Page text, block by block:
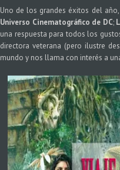
Uno de los grandes éxitos del
Universo Cinematográfico de DC;
una respuesta para todos los
directora veterana (pero ilustre
mundo y nos llama con interés a